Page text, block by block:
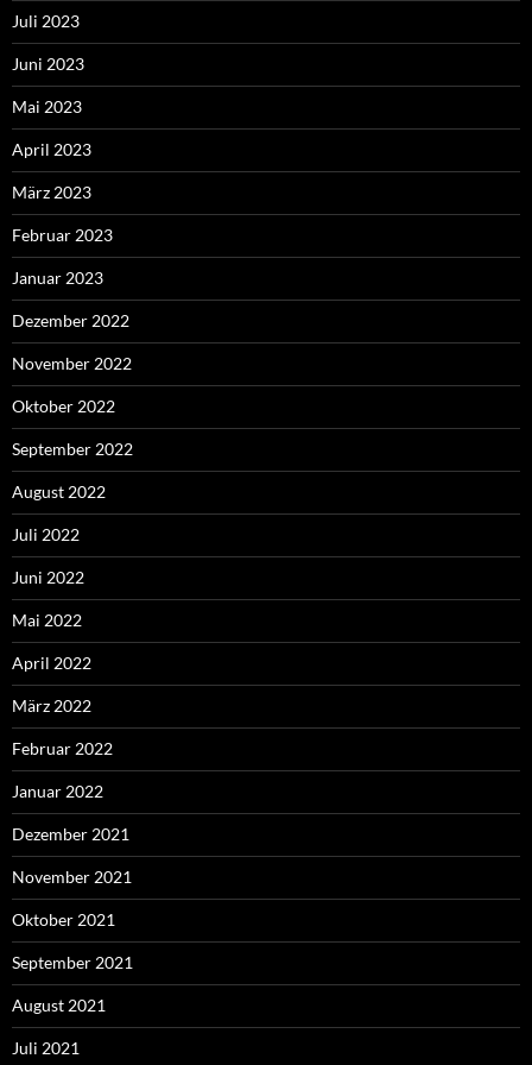
Juli 2023
Juni 2023
Mai 2023
April 2023
März 2023
Februar 2023
Januar 2023
Dezember 2022
November 2022
Oktober 2022
September 2022
August 2022
Juli 2022
Juni 2022
Mai 2022
April 2022
März 2022
Februar 2022
Januar 2022
Dezember 2021
November 2021
Oktober 2021
September 2021
August 2021
Juli 2021